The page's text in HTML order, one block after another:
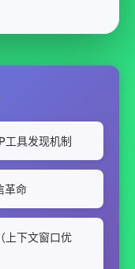
具发现机制
革命
下文窗口优